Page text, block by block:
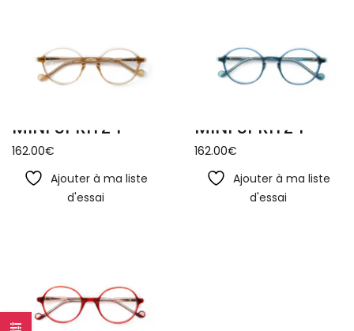
au
plus
ancien
MINI SPRITZ 1
162.00€
Ajouter à ma liste
d'essai
MINI SPRITZ 1
162.00€
Ajouter à ma liste
d'essai